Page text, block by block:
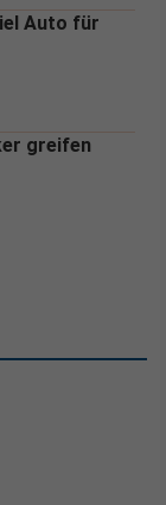
Auto für
greifen